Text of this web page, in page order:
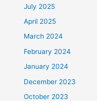
July 2025
April 2025
March 2024
February 2024
January 2024
December 2023
October 2023